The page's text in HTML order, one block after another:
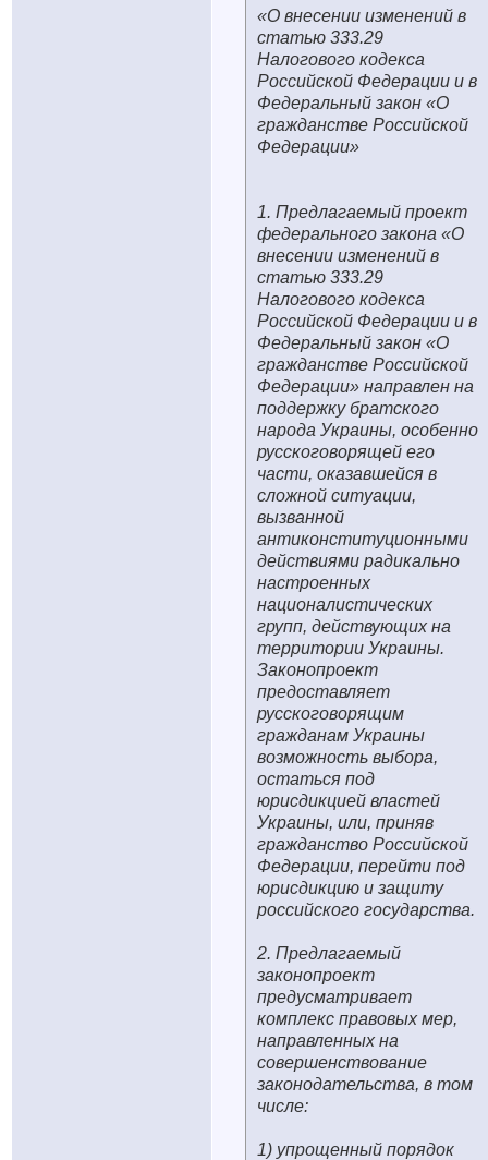
«О внесении изменений в
статью 333.29
Налогового кодекса
Российской Федерации и в
Федеральный закон «О
гражданстве Российской
Федерации»
1. Предлагаемый проект
федерального закона «О
внесении изменений в
статью 333.29
Налогового кодекса
Российской Федерации и в
Федеральный закон «О
гражданстве Российской
Федерации» направлен на
поддержку братского
народа Украины, особенно
русскоговорящей его
части, оказавшейся в
сложной ситуации,
вызванной
антиконституционными
действиями радикально
настроенных
националистических
групп, действующих на
территории Украины.
Законопроект
предоставляет
русскоговорящим
гражданам Украины
возможность выбора,
остаться под
юрисдикцией властей
Украины, или, приняв
гражданство Российской
Федерации, перейти под
юрисдикцию и защиту
российского государства.
2. Предлагаемый
законопроект
предусматривает
комплекс правовых мер,
направленных на
совершенствование
законодательства, в том
числе:
1) упрощенный порядок